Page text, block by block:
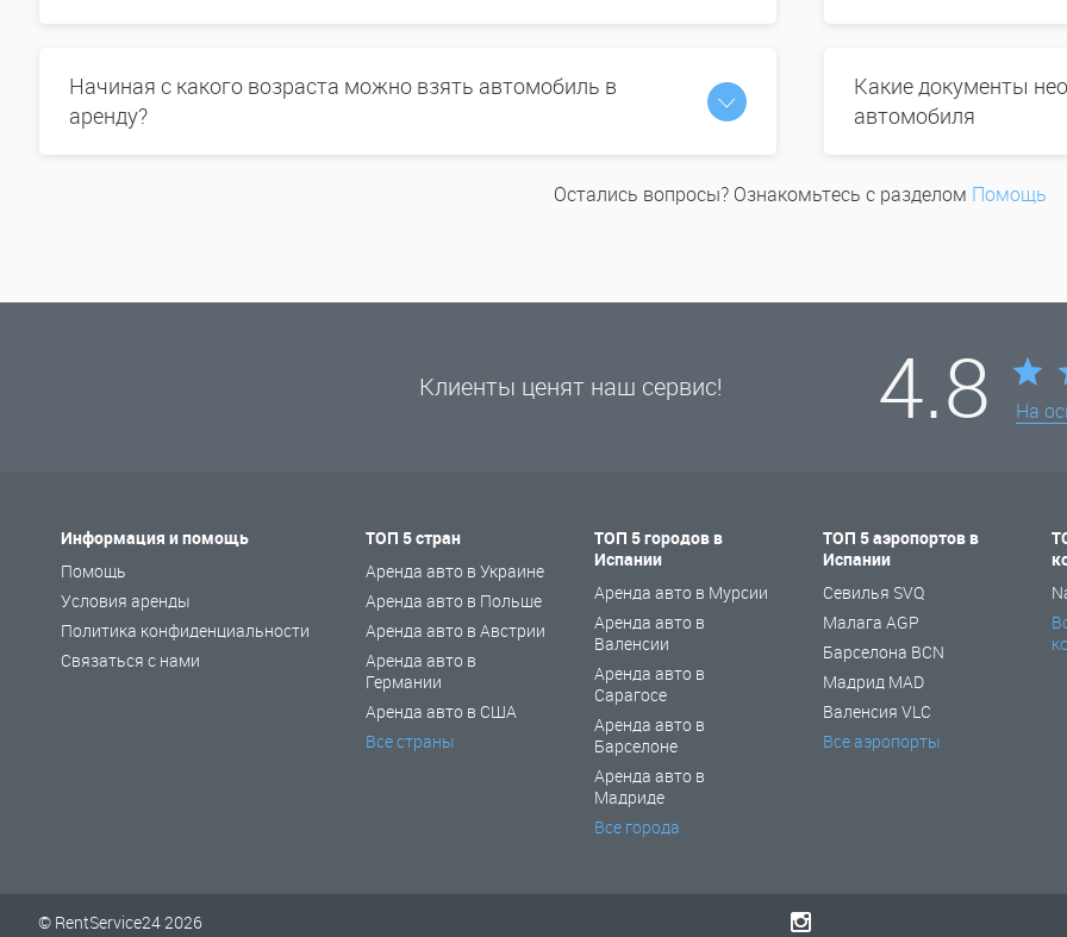
Начиная с какого возраста можно взять автомобиль в
аренду?
Какие документы
автомобиля
Остались вопросы? Ознакомьтесь с разделом Помощь
Клиенты ценят наш сервис! 4.8 На
Информация и помощь
Помощь
Условия аренды
Политика конфиденциальности
Связаться с нами
ТОП 5 стран
Аренда авто в Украине
Аренда авто в Польше
Аренда авто в Австрии
Аренда авто в
Германии
Аренда авто в США
Все страны
ТОП 5 городов в
Испании
Аренда авто в Мурсии
Аренда авто в
Валенсии
Аренда авто в
Сарагосе
Аренда авто в
Барселоне
Аренда авто в
Мадриде
Все города
ТОП 5 аэропортов в
Испании
Севилья SVQ
Малага AGP
Барселона BCN
Мадрид MAD
Валенсия VLC
Все аэропорты
© RentService24 2026